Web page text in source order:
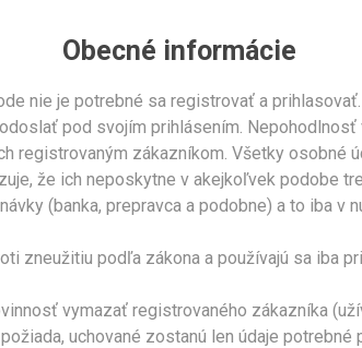
Obecné informácie
nie je potrebné sa registrovať a
pod svojím prihlásením.
registrovaným zákazníkom. Všetky osobné
že ich neposkytne v akejkoľvek podobe
(banka, prepravca a podobne) a to iba v
zneužitiu podľa zákona a používajú sa iba
vymazať registrovaného zákazníka
uchované zostanú len údaje potrebné